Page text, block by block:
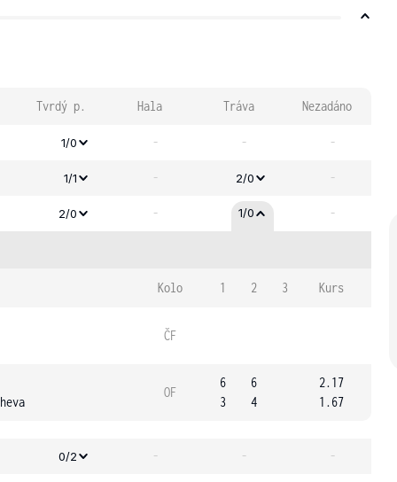
Tvrdý p. Hala Tráva Nezadáno
1/0 - - -
1/1 - 2/0 -
2/0 - 1/0 -
Kolo 1 2 3 Kurs
ČF
OF
6
3
6
4
2.17
1.67
0/2 - - -